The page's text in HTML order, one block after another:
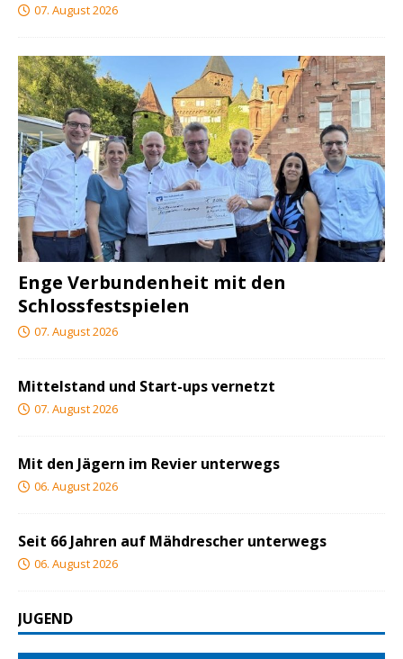
07. August 2026
Enge Verbundenheit mit den
Schlossfestspielen
07. August 2026
Mittelstand und Start-ups vernetzt
07. August 2026
Mit den Jägern im Revier unterwegs
06. August 2026
Seit 66 Jahren auf Mähdrescher unterwegs
06. August 2026
JUGEND